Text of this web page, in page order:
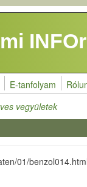
E-tanfolyam
vegyületek
01/benzol014.html